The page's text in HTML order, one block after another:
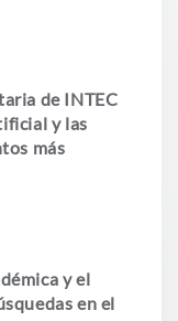
de INTEC
y las
más
y el
en el